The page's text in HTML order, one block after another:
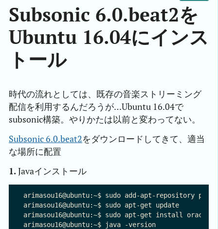
Subsonic 6.0.beat2を
Ubuntu 16.04にインス
トール
時代の流れとしては、既存の音楽ストリーミング
配信を利用するんだろうが…Ubuntu 16.04で
subsonic構築。やりかたは以前と変わってない。
Subsonic 6.0.beat2をダウンロードしてきて、適当
な場所に配置
1.Javaインストール
arimasou16@ubuntu:~$ sudo add-apt-repository
arimasou16@ubuntu:~$ sudo apt-get update
arimasou16@ubuntu:~$ sudo apt-get install
arimasou16@ubuntu:~$ java -version